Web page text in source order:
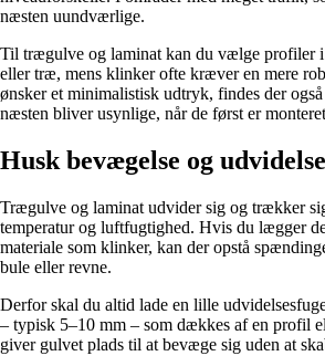
næsten uundværlige.
Til trægulve og laminat kan du vælge profiler
eller træ, mens klinker ofte kræver en mere
ønsker et minimalistisk udtryk, findes der
næsten bliver usynlige, når de først er
Husk bevægelse og udvidelse
Trægulve og laminat udvider sig og trækker
temperatur og luftfugtighed. Hvis du lægger
materiale som klinker, kan der opstå
bule eller revne.
Derfor skal du altid lade en lille
– typisk 5–10 mm – som dækkes af en profil
giver gulvet plads til at bevæge sig uden at